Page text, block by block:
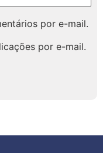
por e-mail.
por e-mail.